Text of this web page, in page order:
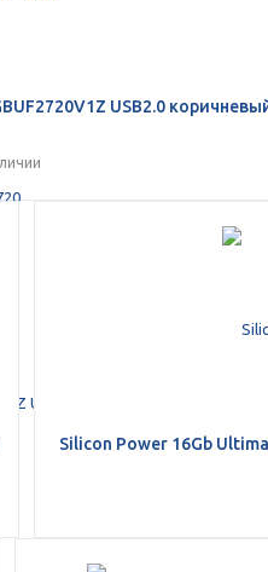
USB2.0
Silicon Power 16Gb